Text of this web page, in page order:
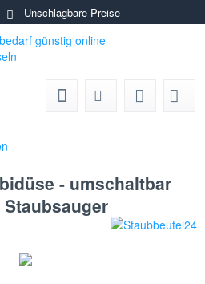
Unschlagbare Preise
- umschaltbar